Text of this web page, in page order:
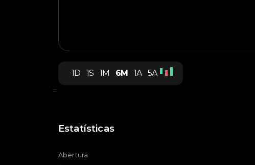
1D 1S 1M 6M 1A
5A
=
Estatísticas
Abertura